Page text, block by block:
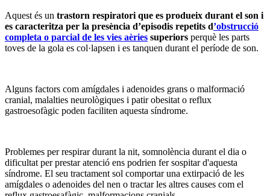
Aquest és un trastorn respiratori que es produeix durant el son i
es caracteritza per la presència d’episodis repetits d’obstrucció
completa o parcial de les vies aèries superiors perquè les parts
toves de la gola es col·lapsen i es tanquen durant el període de son.
Alguns factors com amígdales i adenoides grans o malformació
cranial, malalties neurològiques i patir obesitat o reflux
gastroesofàgic poden faciliten aquesta síndrome.
Problemes per respirar durant la nit, somnolència durant el dia o
dificultat per prestar atenció ens podrien fer sospitar d'aquesta
síndrome. El seu tractament sol comportar una extirpació de les
amígdales o adenoides del nen o tractar les altres causes com el